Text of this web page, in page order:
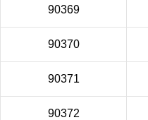
90369
90370
90371
90372